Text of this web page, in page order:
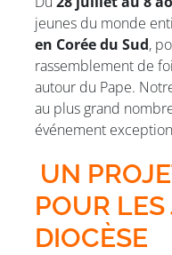
jeunes du monde
en Corée du Sud,
rassemblement de
autour du Pape.
au plus grand
événement
UN
POUR
DIOCÈSE